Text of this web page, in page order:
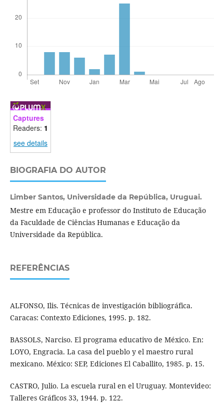
Captures
Readers: 1
see details
BIOGRAFIA DO AUTOR
Limber Santos, Universidade da República, Uruguai.
Mestre em Educação e professor do Instituto de Educação
da Faculdade de Ciências Humanas e Educação da
Universidade da República.
REFERÊNCIAS
ALFONSO, Ilis. Técnicas de investigación bibliográfica.
Caracas: Contexto Ediciones, 1995. p. 182.
BASSOLS, Narciso. El programa educativo de México. En:
LOYO, Engracia. La casa del pueblo y el maestro rural
mexicano. México: SEP, Ediciones El Caballito, 1985. p. 15.
CASTRO, Julio. La escuela rural en el Uruguay. Montevideo:
Talleres Gráficos 33, 1944. p. 122.